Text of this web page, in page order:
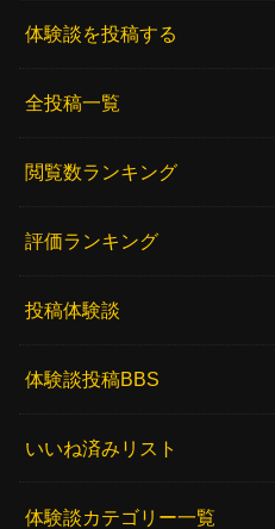
体験談を投稿する
全投稿一覧
閲覧数ランキング
評価ランキング
投稿体験談
体験談投稿BBS
いいね済みリスト
体験談カテゴリー一覧